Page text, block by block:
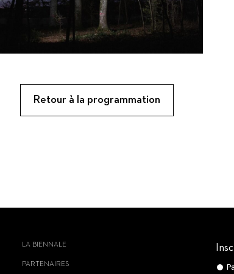
Retour à la programmation
LA BIENNALE
PARTENAIRES